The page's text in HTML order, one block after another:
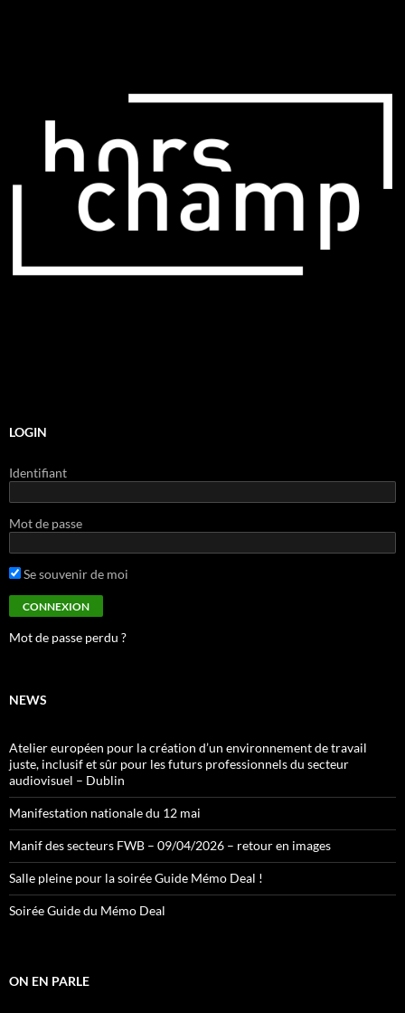
LOGIN
Identifiant
Mot de passe
Se souvenir de moi
Mot de passe perdu ?
NEWS
Atelier européen pour la création d’un environnement de travail
juste, inclusif et sûr pour les futurs professionnels du secteur
audiovisuel – Dublin
Manifestation nationale du 12 mai
Manif des secteurs FWB – 09/04/2026 – retour en images
Salle pleine pour la soirée Guide Mémo Deal !
Soirée Guide du Mémo Deal
ON EN PARLE